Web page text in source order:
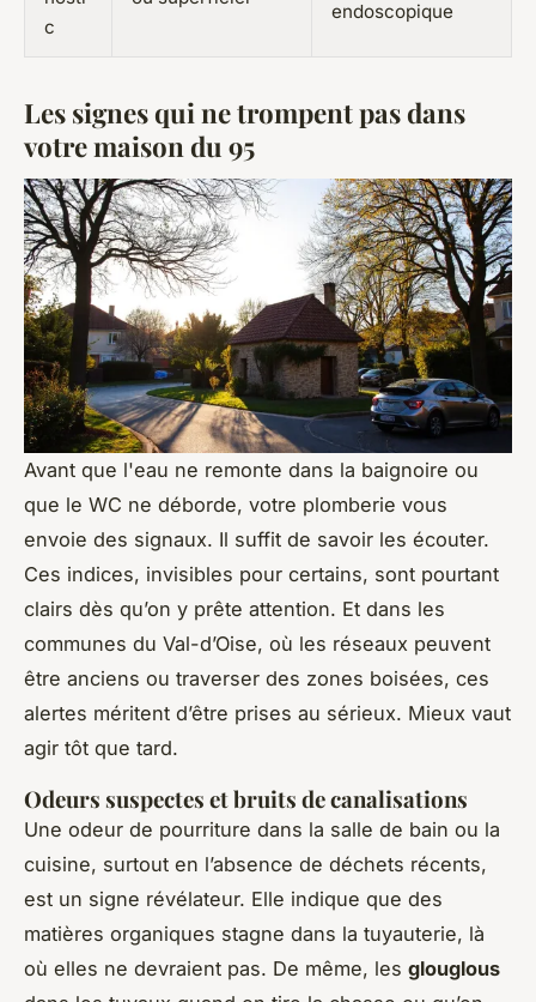
c
endoscopique
Les signes qui ne trompent pas dans
votre maison du 95
Avant que l'eau ne remonte dans la baignoire ou
que le WC ne déborde, votre plomberie vous
envoie des signaux. Il suffit de savoir les écouter.
Ces indices, invisibles pour certains, sont pourtant
clairs dès qu’on y prête attention. Et dans les
communes du Val-d’Oise, où les réseaux peuvent
être anciens ou traverser des zones boisées, ces
alertes méritent d’être prises au sérieux. Mieux vaut
agir tôt que tard.
Odeurs suspectes et bruits de canalisations
Une odeur de pourriture dans la salle de bain ou la
cuisine, surtout en l’absence de déchets récents,
est un signe révélateur. Elle indique que des
matières organiques stagne dans la tuyauterie, là
où elles ne devraient pas. De même, les glouglous